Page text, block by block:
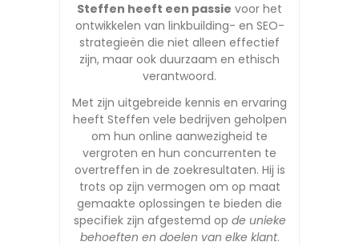
Steffen heeft een passie voor het
ontwikkelen van linkbuilding- en SEO-
strategieën die niet alleen effectief
zijn, maar ook duurzaam en ethisch
verantwoord.
Met zijn uitgebreide kennis en ervaring
heeft Steffen vele bedrijven geholpen
om hun online aanwezigheid te
vergroten en hun concurrenten te
overtreffen in de zoekresultaten. Hij is
trots op zijn vermogen om op maat
gemaakte oplossingen te bieden die
specifiek zijn afgestemd op de unieke
behoeften en doelen van elke klant.